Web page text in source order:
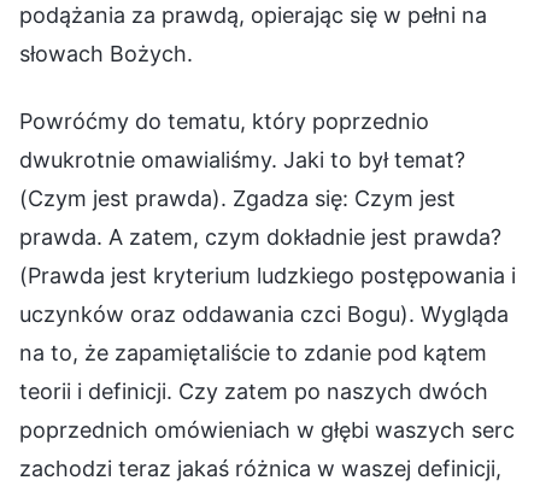
podążania za prawdą, opierając się w pełni na
słowach Bożych.
Powróćmy do tematu, który poprzednio
dwukrotnie omawialiśmy. Jaki to był temat?
(Czym jest prawda). Zgadza się: Czym jest
prawda. A zatem, czym dokładnie jest prawda?
(Prawda jest kryterium ludzkiego postępowania i
uczynków oraz oddawania czci Bogu). Wygląda
na to, że zapamiętaliście to zdanie pod kątem
teorii i definicji. Czy zatem po naszych dwóch
poprzednich omówieniach w głębi waszych serc
zachodzi teraz jakaś różnica w waszej definicji,